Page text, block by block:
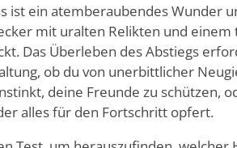
ist ein atemberaubendes Wunder
mit uralten Relikten und einem
Das Überleben des Abstiegs
ob du von unerbittlicher
deine Freunde zu schützen,
alles für den Fortschritt opfert.